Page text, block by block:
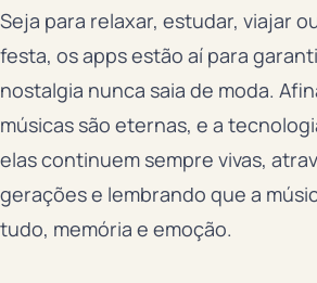
Seja para relaxar, estudar, viajar
festa, os apps estão aí para
nostalgia nunca saia de moda.
músicas são eternas, e a
elas continuem sempre vivas,
gerações e lembrando que a
tudo, memória e emoção.